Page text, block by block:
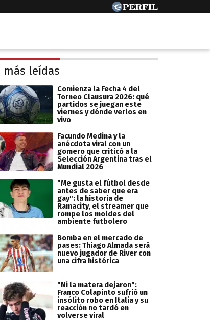
más leídas
Comienza la Fecha 4 del
Torneo Clausura 2026: qué
partidos se juegan este
viernes y dónde verlos en
vivo
Facundo Medina y la
anécdota viral con un
gomero que criticó a la
Selección Argentina tras el
Mundial 2026
"Me gusta el fútbol desde
antes de saber que era
gay": la historia de
Ramacity, el streamer que
rompe los moldes del
ambiente futbolero
Bomba en el mercado de
pases: Thiago Almada será
nuevo jugador de River con
una cifra histórica
"Ni la matera dejaron":
Franco Colapinto sufrió un
insólito robo en Italia y su
reacción no tardó en
volverse viral